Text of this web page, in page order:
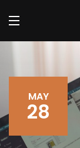
MAY
28